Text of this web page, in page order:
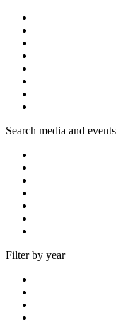
Search media and events
Filter by year